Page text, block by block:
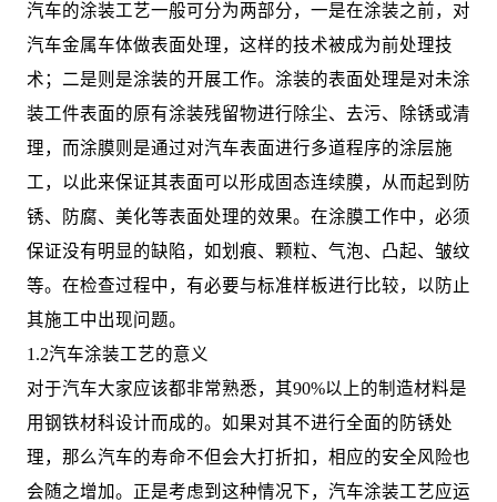
汽车的涂装工艺一般可分为两部分，一是在涂装之前，对
汽车金属车体做表面处理，这样的技术被成为前处理技
术；二是则是涂装的开展工作。涂装的表面处理是对未涂
装工件表面的原有涂装残留物进行除尘、去污、除锈或清
理，而涂膜则是通过对汽车表面进行多道程序的涂层施
工，以此来保证其表面可以形成固态连续膜，从而起到防
锈、防腐、美化等表面处理的效果。在涂膜工作中，必须
保证没有明显的缺陷，如划痕、颗粒、气泡、凸起、皱纹
等。在检查过程中，有必要与标准样板进行比较，以防止
其施工中出现问题。
1.2汽车涂装工艺的意义
对于汽车大家应该都非常熟悉，其90%以上的制造材料是
用钢铁材科设计而成的。如果对其不进行全面的防锈处
理，那么汽车的寿命不但会大打折扣，相应的安全风险也
会随之增加。正是考虑到这种情况下，汽车涂装工艺应运